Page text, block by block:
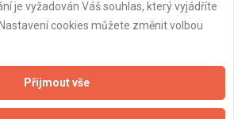
je vyžadován Váš souhlas, který vyjádříte
cookies můžete změnit volbou
Přijmout vše